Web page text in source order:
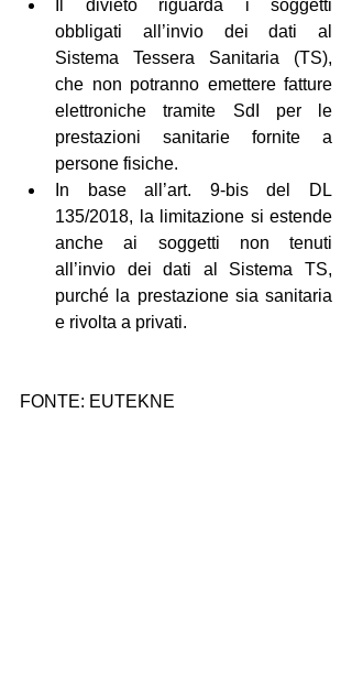
Il divieto riguarda i soggetti
obbligati all’invio dei dati al
Sistema Tessera Sanitaria (TS),
che non potranno emettere fatture
elettroniche tramite SdI per le
prestazioni sanitarie fornite a
persone fisiche.
In base all’art. 9-bis del DL
135/2018, la limitazione si estende
anche ai soggetti non tenuti
all’invio dei dati al Sistema TS,
purché la prestazione sia sanitaria
e rivolta a privati.
FONTE: EUTEKNE